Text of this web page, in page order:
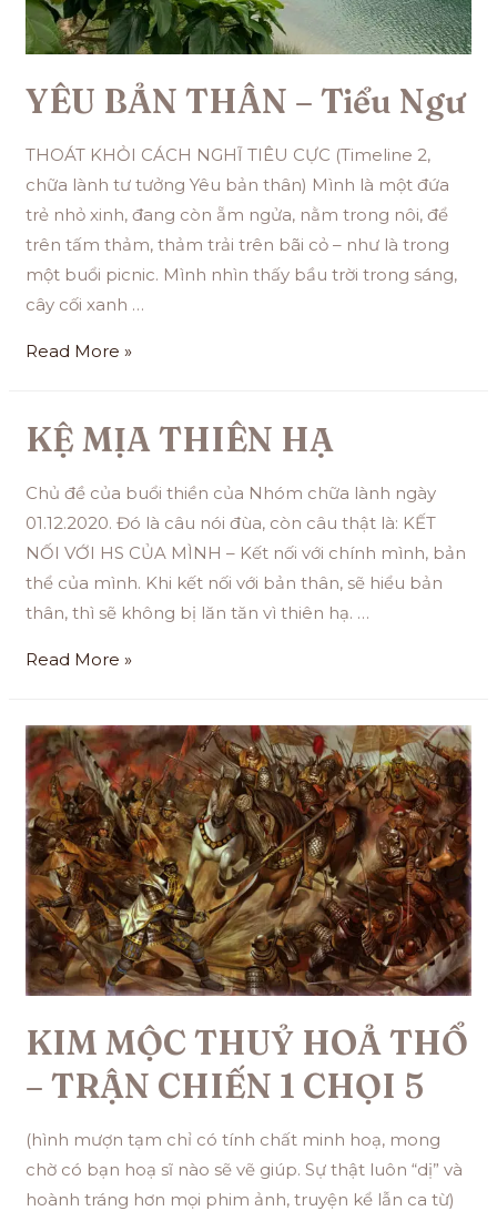
YÊU BẢN THÂN – Tiểu Ngư
THOÁT KHỎI CÁCH NGHĨ TIÊU CỰC (Timeline 2,
chữa lành tư tưởng Yêu bản thân) Mình là một đứa
trẻ nhỏ xinh, đang còn ẵm ngửa, nằm trong nôi, để
trên tấm thảm, thảm trải trên bãi cỏ – như là trong
một buổi picnic. Mình nhìn thấy bầu trời trong sáng,
cây cối xanh …
Read More »
KỆ MỊA THIÊN HẠ
Chủ đề của buổi thiền của Nhóm chữa lành ngày
01.12.2020. Đó là câu nói đùa, còn câu thật là: KẾT
NỐI VỚI HS CỦA MÌNH – Kết nối với chính mình, bản
thể của mình. Khi kết nối với bản thân, sẽ hiểu bản
thân, thì sẽ không bị lăn tăn vì thiên hạ. …
Read More »
KIM MỘC THUỶ HOẢ THỔ
– TRẬN CHIẾN 1 CHỌI 5
(hình mượn tạm chỉ có tính chất minh hoạ, mong
chờ có bạn hoạ sĩ nào sẽ vẽ giúp. Sự thật luôn “dị” và
hoành tráng hơn mọi phim ảnh, truyện kể lẫn ca từ)